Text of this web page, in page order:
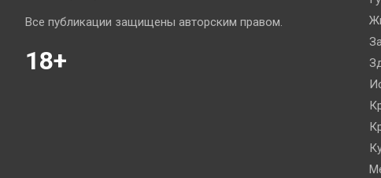
Все публикации защищены авторским правом.
18+